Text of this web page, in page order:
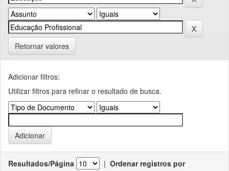
Retornar valores
Adicionar filtros:
Utilizar filtros para refinar o resultado de busca.
Resultados/Página | Ordenar registros por